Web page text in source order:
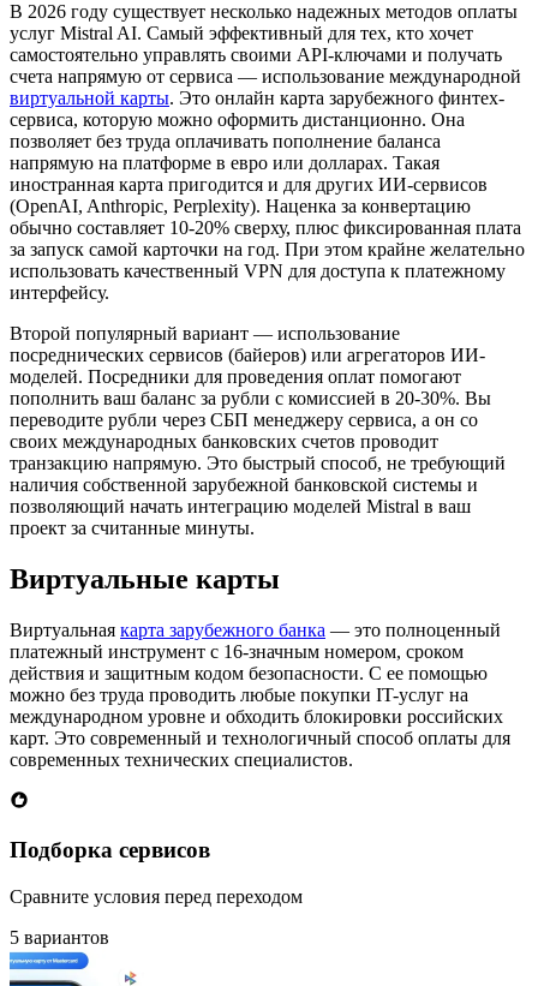
В 2026 году существует несколько надежных методов оплаты
услуг Mistral AI. Самый эффективный для тех, кто хочет
самостоятельно управлять своими API-ключами и получать
счета напрямую от сервиса — использование международной
виртуальной карты. Это онлайн карта зарубежного финтех-
сервиса, которую можно оформить дистанционно. Она
позволяет без труда оплачивать пополнение баланса
напрямую на платформе в евро или долларах. Такая
иностранная карта пригодится и для других ИИ-сервисов
(OpenAI, Anthropic, Perplexity). Наценка за конвертацию
обычно составляет 10-20% сверху, плюс фиксированная плата
за запуск самой карточки на год. При этом крайне желательно
использовать качественный VPN для доступа к платежному
интерфейсу.
Второй популярный вариант — использование
посреднических сервисов (байеров) или агрегаторов ИИ-
моделей. Посредники для проведения оплат помогают
пополнить ваш баланс за рубли с комиссией в 20-30%. Вы
переводите рубли через СБП менеджеру сервиса, а он со
своих международных банковских счетов проводит
транзакцию напрямую. Это быстрый способ, не требующий
наличия собственной зарубежной банковской системы и
позволяющий начать интеграцию моделей Mistral в ваш
проект за считанные минуты.
Виртуальные карты
Виртуальная карта зарубежного банка — это полноценный
платежный инструмент с 16-значным номером, сроком
действия и защитным кодом безопасности. С ее помощью
можно без труда проводить любые покупки IT-услуг на
международном уровне и обходить блокировки российских
карт. Это современный и технологичный способ оплаты для
современных технических специалистов.
Подборка сервисов
Сравните условия перед переходом
5 вариантов